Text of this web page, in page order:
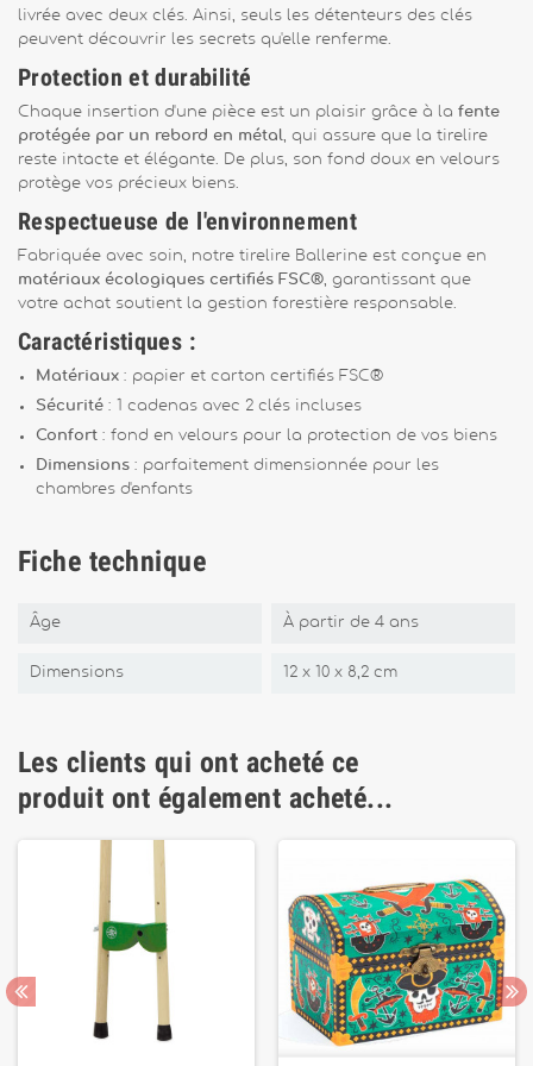
livrée avec deux clés. Ainsi, seuls les détenteurs des clés
peuvent découvrir les secrets qu'elle renferme.
Protection et durabilité
Chaque insertion d'une pièce est un plaisir grâce à la fente
protégée par un rebord en métal , qui assure que la tirelire
reste intacte et élégante. De plus, son fond doux en velours
protège vos précieux biens.
Respectueuse de l'environnement
Fabriquée avec soin, notre tirelire Ballerine est conçue en
matériaux écologiques certifiés FSC® , garantissant que
votre achat soutient la gestion forestière responsable.
Caractéristiques :
Matériaux : papier et carton certifiés FSC®
Sécurité : 1 cadenas avec 2 clés incluses
Confort : fond en velours pour la protection de vos biens
Dimensions : parfaitement dimensionnée pour les
chambres d'enfants
Fiche technique
Âge À partir de 4 ans
Dimensions 12 x 10 x 8,2 cm
Les clients qui ont acheté ce
produit ont également acheté...